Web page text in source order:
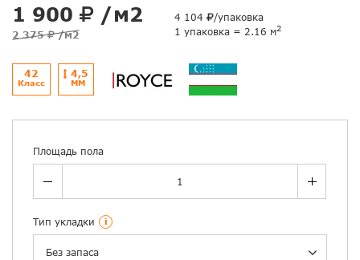
1 900 /м2
2 375 /м2
4 104
/упаковка
1 упаковка = 2.16 м2
42
Класс
4,5
ММ
Площадь пола
Тип укладки i
Без запаса